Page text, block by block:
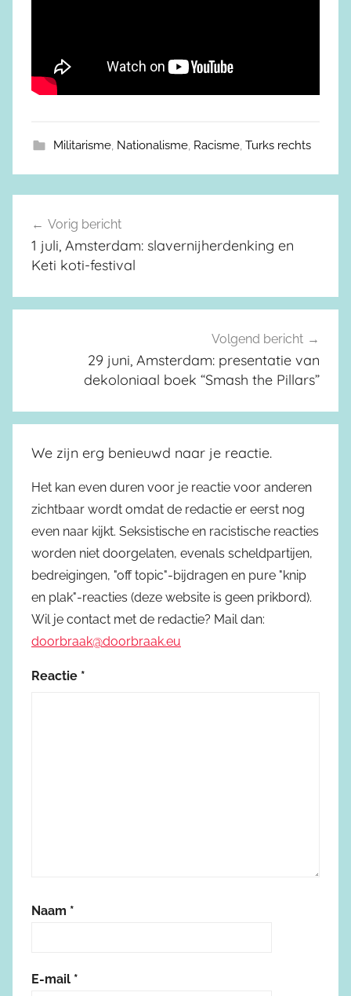
Militarisme, Nationalisme, Racisme, Turks rechts
Berichtnavigatie
Vorig bericht
1 juli, Amsterdam: slavernijherdenking en
Keti koti-festival
Volgend bericht
29 juni, Amsterdam: presentatie van
dekoloniaal boek “Smash the Pillars”
We zijn erg benieuwd naar je reactie.
Het kan even duren voor je reactie voor anderen
zichtbaar wordt omdat de redactie er eerst nog
even naar kijkt. Seksistische en racistische reacties
worden niet doorgelaten, evenals scheldpartijen,
bedreigingen, "off topic"-bijdragen en pure "knip
en plak"-reacties (deze website is geen prikbord).
Wil je contact met de redactie? Mail dan:
doorbraak@doorbraak.eu
Reactie *
Naam *
E-mail *